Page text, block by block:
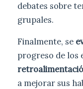
debates sobre
grupales.
Finalmente, se
progreso de los
a mejorar sus